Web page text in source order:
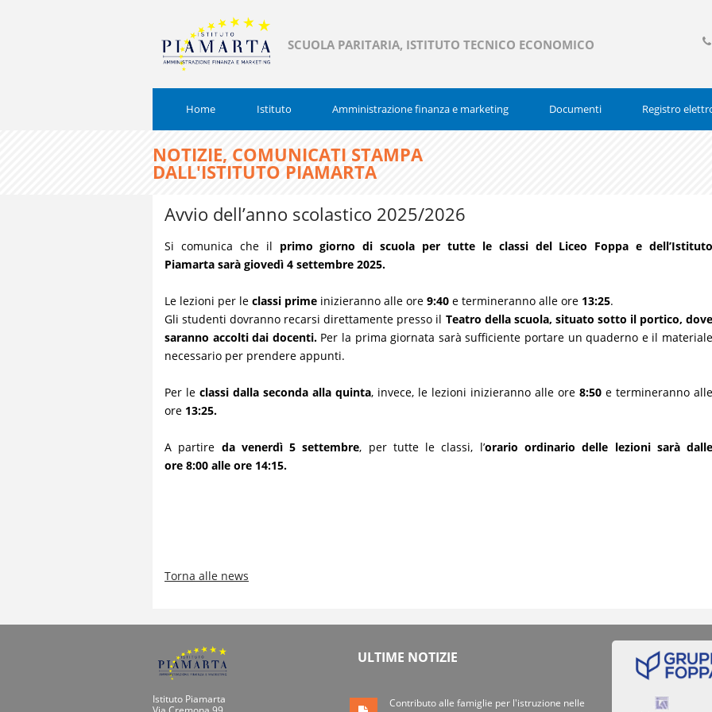
SCUOLA PARITARIA, ISTITUTO TECNICO ECONOMICO
Home Istituto Amministrazione finanza e marketing Documenti Registro
NOTIZIE, COMUNICATI STAMPA
DALL'ISTITUTO PIAMARTA
Avvio dell’anno scolastico 2025/2026
Si comunica che il primo giorno di scuola per tutte le classi del Liceo Foppa e dell’Istituto
Piamarta sarà giovedì 4 settembre 2025.
Le lezioni per le classi prime inizieranno alle ore 9:40 e termineranno alle ore 13:25.
Gli studenti dovranno recarsi direttamente presso il Teatro della scuola, situato sotto il portico, dove
saranno accolti dai docenti.Per la prima giornata sarà sufficiente portare un quaderno e il
necessario per prendere appunti.
Per le classi dalla seconda alla quinta, invece, le lezioni inizieranno alle ore 8:50 e termineranno alle
ore 13:25.
A partire da venerdì 5 settembre, per tutte le classi, l’orario ordinario delle lezioni sarà
ore 8:00 alle ore 14:15.
Torna alle news
Istituto Piamarta
ULTIME NOTIZIE
Contributo alle famiglie per l'istruzione nelle